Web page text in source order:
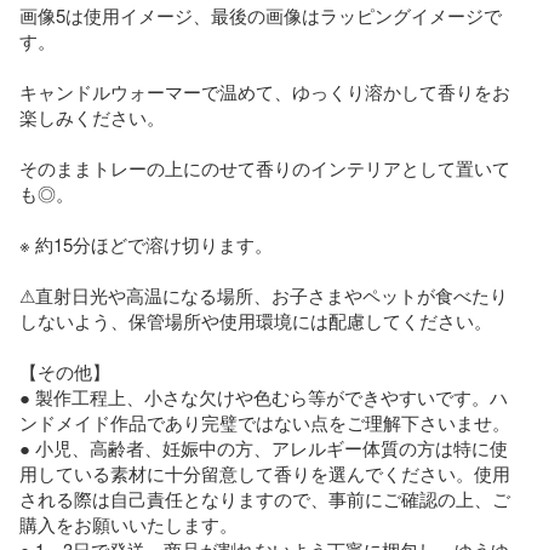
画像5は使用イメージ、最後の画像はラッピングイメージで
す。
キャンドルウォーマーで温めて、ゆっくり溶かして香りをお
楽しみください。
そのままトレーの上にのせて香りのインテリアとして置いて
も◎。
※ 約15分ほどで溶け切ります。
⚠︎直射日光や高温になる場所、お子さまやペットが食べたり
しないよう、保管場所や使用環境には配慮してください。
【その他】
● 製作工程上、小さな欠けや色むら等ができやすいです。ハ
ンドメイド作品であり完璧ではない点をご理解下さいませ。
● 小児、高齢者、妊娠中の方、アレルギー体質の方は特に使
用している素材に十分留意して香りを選んでください。使用
される際は自己責任となりますので、事前にご確認の上、ご
購入をお願いいたします。